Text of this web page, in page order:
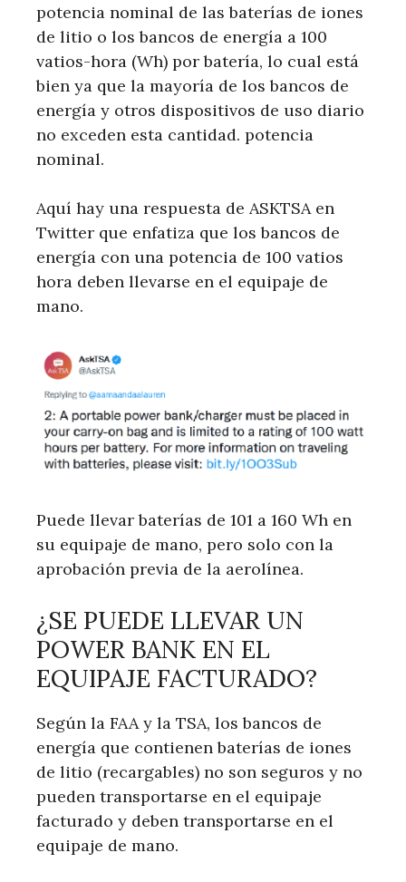
potencia nominal de las baterías de iones
de litio o los bancos de energía a 100
vatios-hora (Wh) por batería, lo cual está
bien ya que la mayoría de los bancos de
energía y otros dispositivos de uso diario
no exceden esta cantidad. potencia
nominal.
Aquí hay una respuesta de ASKTSA en
Twitter que enfatiza que los bancos de
energía con una potencia de 100 vatios
hora deben llevarse en el equipaje de
mano.
Puede llevar baterías de 101 a 160 Wh en
su equipaje de mano, pero solo con la
aprobación previa de la aerolínea.
¿SE PUEDE LLEVAR UN
POWER BANK EN EL
EQUIPAJE FACTURADO?
Según la FAA y la TSA, los bancos de
energía que contienen baterías de iones
de litio (recargables) no son seguros y no
pueden transportarse en el equipaje
facturado y deben transportarse en el
equipaje de mano.